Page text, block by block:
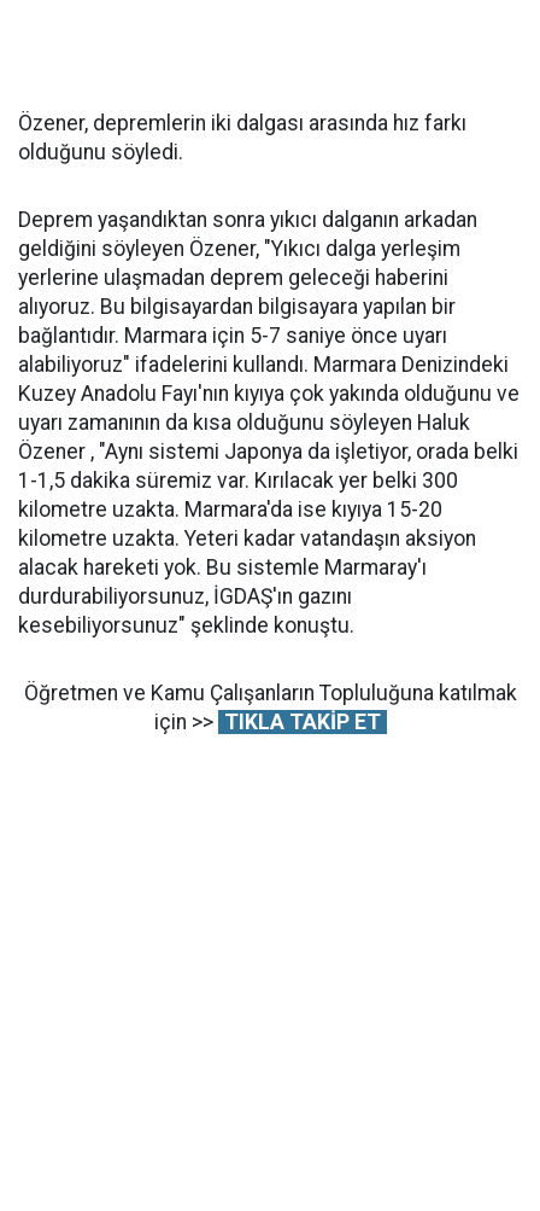
Özener, depremlerin iki dalgası arasında hız farkı
olduğunu söyledi.
Deprem yaşandıktan sonra yıkıcı dalganın arkadan
geldiğini söyleyen Özener, "Yıkıcı dalga yerleşim
yerlerine ulaşmadan deprem geleceği haberini
alıyoruz. Bu bilgisayardan bilgisayara yapılan bir
bağlantıdır. Marmara için 5-7 saniye önce uyarı
alabiliyoruz" ifadelerini kullandı. Marmara Denizindeki
Kuzey Anadolu Fayı'nın kıyıya çok yakında olduğunu ve
uyarı zamanının da kısa olduğunu söyleyen Haluk
Özener , "Aynı sistemi Japonya da işletiyor, orada belki
1-1,5 dakika süremiz var. Kırılacak yer belki 300
kilometre uzakta. Marmara'da ise kıyıya 15-20
kilometre uzakta. Yeteri kadar vatandaşın aksiyon
alacak hareketi yok. Bu sistemle Marmaray'ı
durdurabiliyorsunuz, İGDAŞ'ın gazını
kesebiliyorsunuz" şeklinde konuştu.
Öğretmen ve Kamu Çalışanların Topluluğuna katılmak
için >> TIKLA TAKİP ET